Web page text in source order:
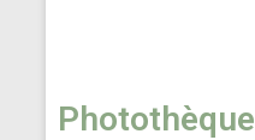
Photothèque